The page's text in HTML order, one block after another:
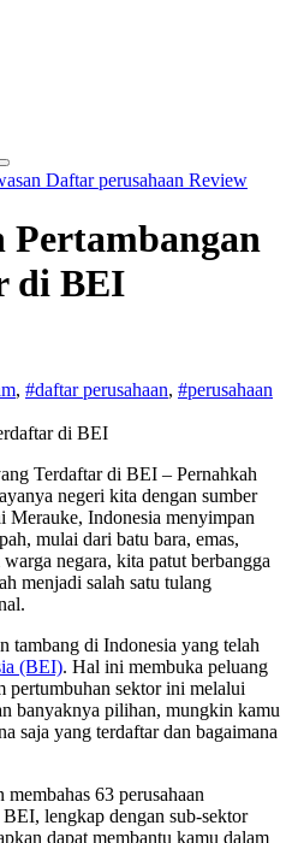
Daftar perusahaan Review
Pertambangan
di BEI
, #daftar perusahaan, #perusahaan
Terdaftar di BEI – Pernahkah
negeri kita dengan sumber
Merauke, Indonesia menyimpan
mulai dari batu bara, emas,
negara, kita patut berbangga
menjadi salah satu tulang
tambang di Indonesia yang telah
(BEI). Hal ini membuka peluang
pertumbuhan sektor ini melalui
banyaknya pilihan, mungkin kamu
saja yang terdaftar dan bagaimana
63 perusahaan
lengkap dengan sub-sektor
dapat membantu kamu dalam